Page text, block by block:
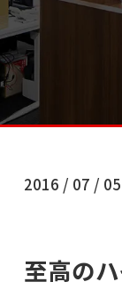
2016 / 07 / 05
至高の